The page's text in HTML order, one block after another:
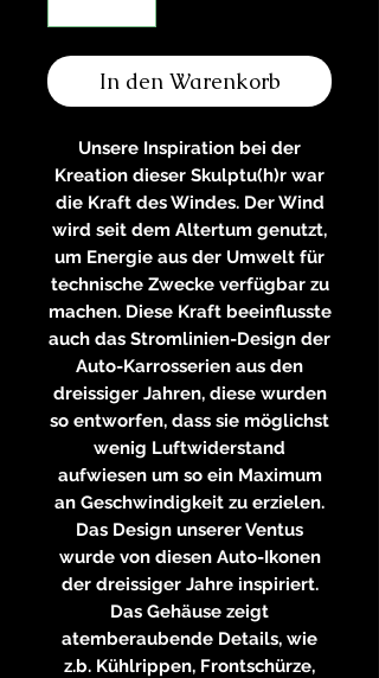
In den Warenkorb
Unsere Inspiration bei der
Kreation dieser Skulptu(h)r war
die Kraft des Windes. Der Wind
wird seit dem Altertum genutzt,
um Energie aus der Umwelt für
technische Zwecke verfügbar zu
machen. Diese Kraft beeinflusste
auch das Stromlinien-Design der
Auto-Karrosserien aus den
dreissiger Jahren, diese wurden
so entworfen, dass sie möglichst
wenig Luftwiderstand
aufwiesen um so ein Maximum
an Geschwindigkeit zu erzielen.
Das Design unserer Ventus
wurde von diesen Auto-Ikonen
der dreissiger Jahre inspiriert.
Das Gehäuse zeigt
atemberaubende Details, wie
z.b. Kühlrippen, Frontschürze,